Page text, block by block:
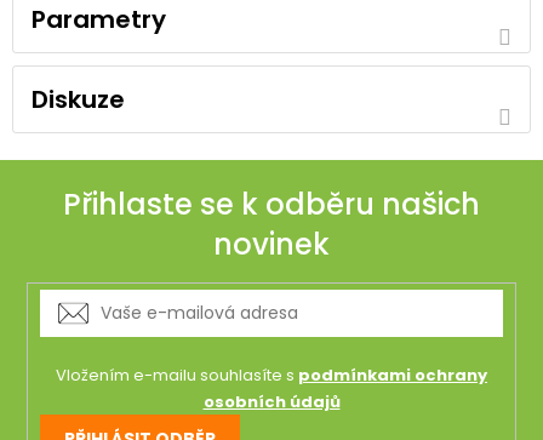
Parametry
Diskuze
Přihlaste se k odběru našich
novinek
Vložením e-mailu souhlasíte s podmínkami ochrany
osobních údajů